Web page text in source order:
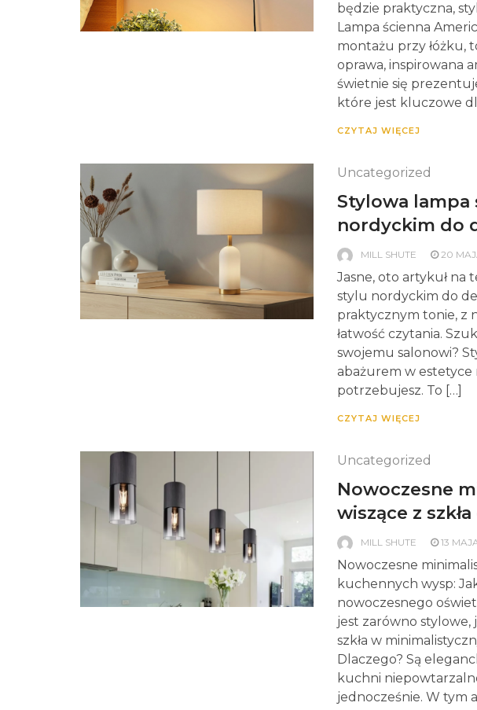
będzie praktyczna,
Lampa ścienna
montażu przy łóżku,
oprawa, inspirowana
świetnie się
które jest kluczowe
CZYTAJ WIĘCEJ
Uncategorized
Stylowa lampa
nordyckim do
MILL SHUTE 20
Jasne, oto artykuł na
stylu nordyckim do
praktycznym tonie, z
łatwość czytania.
swojemu salonowi?
abażurem w estetyce
potrzebujesz. To […]
CZYTAJ WIĘCEJ
Uncategorized
Nowoczesne
wiszące z
MILL SHUTE 13
Nowoczesne
kuchennych wysp:
nowoczesnego
jest zarówno stylowe,
szkła w
Dlaczego? Są
kuchni
jednocześnie. W tym